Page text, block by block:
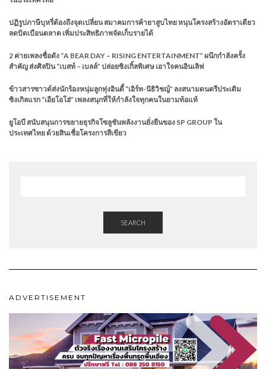
ปฏิรูปภาษีบุหรี่ต้องถึงจุดเปลี่ยน สมาคมการค้ายาสูบไทย หนุนโครงสร้างอัตราเดียว
ลดบิดเบือนตลาด เพิ่มประสิทธิภาพจัดเก็บรายได้
2 ค่ายเพลงชื่อดัง “A BEAR DAY – RISING ENTERTAINMENT” ผนึกกำลังครั้ง
สำคัญ ส่งศิลปิน “เบสท์ – เบลล์” ปล่อยซิงเกิ้ลพิเศษ เอาใจคนอินเลิฟ
ข้าวสารซาวด์ส่งนักร้องหนุ่มลูกทุ่งอินดี้ “เอิร์ท-นิธิวิชญ์” ลงสนามดนตรีประเดิม
ซิงเกิลแรก “เอียโอโฮ่” เพลงสนุกที่ให้กำลังใจทุกคนในยามท้อแท้
ยูโอบี สนับสนุนการขยายธุรกิจโซลูชันพลังงานยั่งยืนของ SP GROUP ใน
ประเทศไทย ด้วยสินเชื่อโครงการสีเขียว
SEARCH
ADVERTISEMENT